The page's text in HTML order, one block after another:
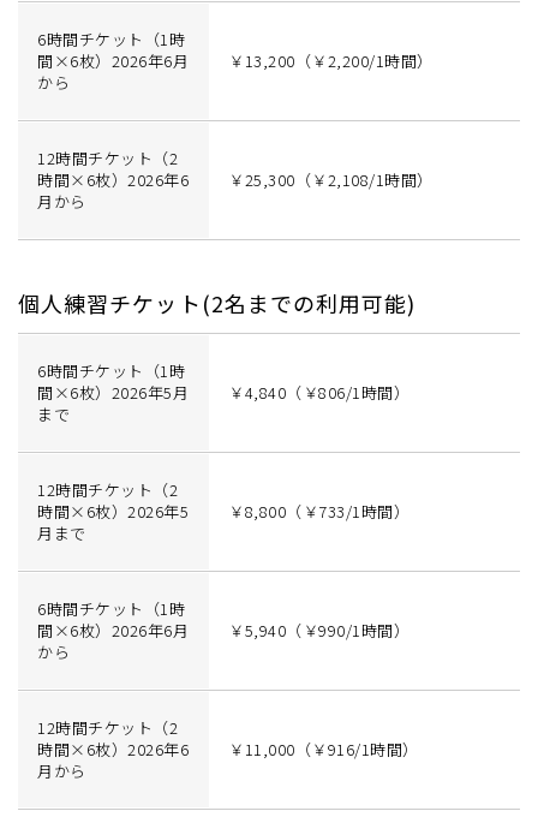
6時間チケット（1時
間×6枚）2026年6月
から
￥13,200（￥2,200/1時間）
12時間チケット（2
時間×6枚）2026年6
月から
￥25,300（￥2,108/1時間）
個人練習チケット(2名までの利用可能)
6時間チケット（1時
間×6枚）2026年5月
まで
￥4,840（￥806/1時間）
12時間チケット（2
時間×6枚）2026年5
月まで
￥8,800（￥733/1時間）
6時間チケット（1時
間×6枚）2026年6月
から
￥5,940（￥990/1時間）
12時間チケット（2
時間×6枚）2026年6
月から
￥11,000（￥916/1時間）